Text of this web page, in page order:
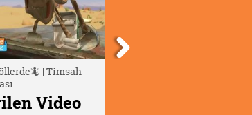
👦🏼 | Saklama
Video